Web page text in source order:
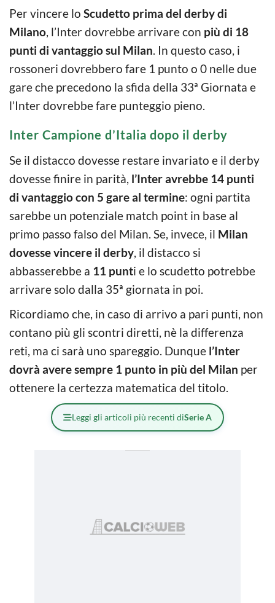
Per vincere lo Scudetto prima del derby di
Milano, l’Inter dovrebbe arrivare con più di 18
punti di vantaggio sul Milan. In questo caso, i
rossoneri dovrebbero fare 1 punto o 0 nelle due
gare che precedono la sfida della 33ª Giornata e
l’Inter dovrebbe fare punteggio pieno.
Inter Campione d’Italia dopo il derby
Se il distacco dovesse restare invariato e il derby
dovesse finire in parità, l’Inter avrebbe 14 punti
di vantaggio con 5 gare al termine: ogni partita
sarebbe un potenziale match point in base al
primo passo falso del Milan. Se, invece, il Milan
dovesse vincere il derby, il distacco si
abbasserebbe a 11 punti e lo scudetto potrebbe
arrivare solo dalla 35ª giornata in poi.
Ricordiamo che, in caso di arrivo a pari punti, non
contano più gli scontri diretti, nè la differenza
reti, ma ci sarà uno spareggio. Dunque l’Inter
dovrà avere sempre 1 punto in più del Milan per
ottenere la certezza matematica del titolo.
Leggi gli articoli più recenti diSerie A